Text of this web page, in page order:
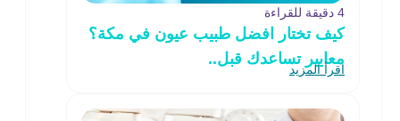
4 دقيقة للقراءة
كيف تختار افضل طبيب عيون في مكة؟
معايير تساعدك قبل..
اقرأ المزيد